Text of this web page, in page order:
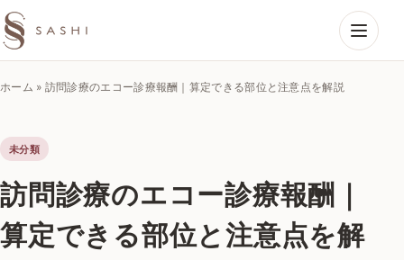
ホーム » 訪問診療のエコー診療報酬｜算定できる部位と注意点を解説
未分類
訪問診療のエコー診療報酬｜
算定できる部位と注意点を解